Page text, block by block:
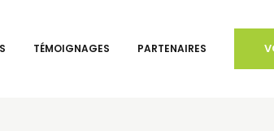
TÉMOIGNAGES PARTENAIRES